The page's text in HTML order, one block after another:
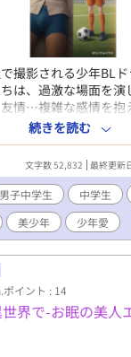
撮影される少年BL
は、過激な場面を
情…複雑な感情を抱
である“俺”は、誰よ
で揺れる少年たち
は拙著『初恋:少年男
て扱い、そのドラ
はそちらを読んでい
関係なく読んでいた
少年の過激な描写も
く存在していた、
たちにインスピレ
続きを読む
文字数 52,832 最終更新
男子中学生 中学生
美少年 少年愛
ポイント : 14
界で-お眠の美人